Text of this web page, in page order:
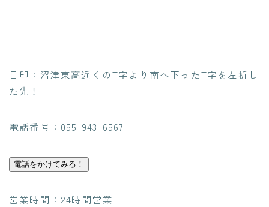
目印：沼津東高近くのT字より南へ下ったT字を左折し
た先！
電話番号：055-943-6567
電話をかけてみる！
営業時間：24時間営業